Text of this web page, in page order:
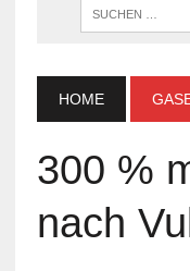
HOME
300 %
nach